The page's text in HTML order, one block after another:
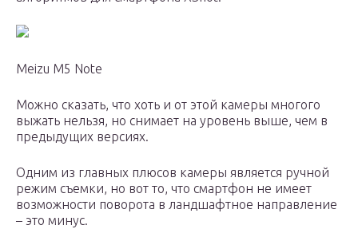
Meizu M5 Note
Можно сказать, что хоть и от этой камеры многого
выжать нельзя, но снимает на уровень выше, чем в
предыдущих версиях.
Одним из главных плюсов камеры является ручной
режим съемки, но вот то, что смартфон не имеет
возможности поворота в ландшафтное направление
– это минус.